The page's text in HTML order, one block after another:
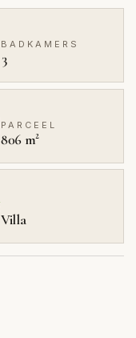
BADKAMERS
3
PARCEEL
806 m²
Villa